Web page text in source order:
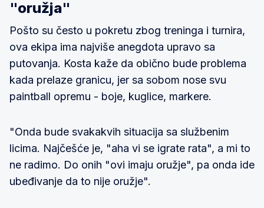
"oružja"
Pošto su često u pokretu zbog treninga i turnira,
ova ekipa ima najviše anegdota upravo sa
putovanja. Kosta kaže da obično bude problema
kada prelaze granicu, jer sa sobom nose svu
paintball opremu - boje, kuglice, markere.
"Onda bude svakakvih situacija sa službenim
licima. Najčešće je, "aha vi se igrate rata", a mi to
ne radimo. Do onih "ovi imaju oružje", pa onda ide
ubeđivanje da to nije oružje".